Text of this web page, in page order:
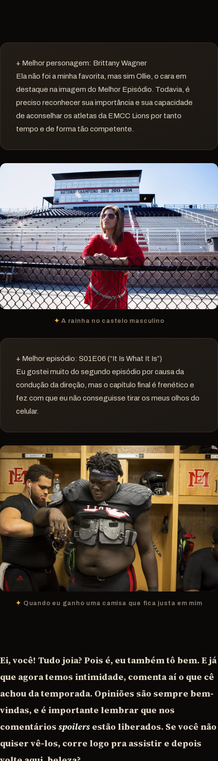
+ Melhor personagem: Brittany Wagner
Ela não foi a minha favorita, mas sim Ollie, o cara em
destaque na imagem do Melhor Episódio. Todavia, é
preciso reconhecer sua importância e sua capacidade
de aconselhar os atletas da EMCC Lions por tanto
tempo e de forma tão competente.
A rainha no castelo masculino
+ Melhor episódio: S01E06 (“It Is What It Is”)
Eu gostei muito do segundo episódio por causa da
condução da direção, mas o capítulo final é frenético e
fez com que eu não conseguisse tirar os meus olhos do
celular.
Quando eu ganho uma camisa que fica justa em mim
Ei, você! Tudo joia? Pois é, eu também tô bem. E já
que agora temos intimidade, comenta aí o que cê
achou da temporada. Opiniões são sempre bem-
vindas, e é importante lembrar que nos
comentários spoilers estão liberados. Se você não
quiser vê-los, corre logo pra assistir e depois